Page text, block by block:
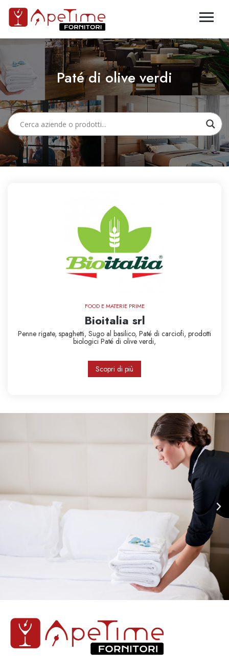
Paté di olive verdi
FOOD E MATERIE PRIME
Bioitalia srl
Penne rigate, spaghetti, Sugo al basilico, Paté di carciofi, prodotti
biologici Paté di olive verdi,
Scopri di più